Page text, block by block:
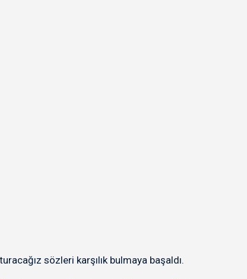
sözleri karşılık bulmaya başaldı.